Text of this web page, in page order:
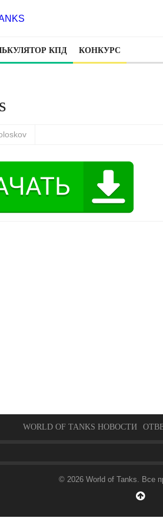
КПД КОНКУРС
WORLD OF TANKS НОВОСТИ
© 2026 World of Tanks. Все